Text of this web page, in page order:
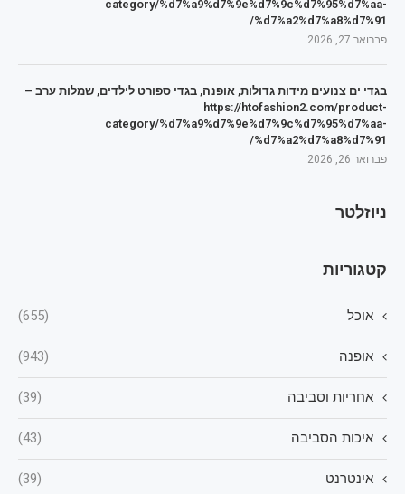
category/%d7%a9%d7%9e%d7%9c%d7%95%d7%aa-
%d7%a2%d7%a8%d7%91/
פברואר 27, 2026
בגדי ים צנועים מידות גדולות, אופנה, בגדי ספורט לילדים, שמלות ערב –
https://htofashion2.com/product-
category/%d7%a9%d7%9e%d7%9c%d7%95%d7%aa-
%d7%a2%d7%a8%d7%91/
פברואר 26, 2026
ניוזלטר
קטגוריות
אוכל (655)
אופנה (943)
אחריות וסביבה (39)
איכות הסביבה (43)
אינטרנט (39)